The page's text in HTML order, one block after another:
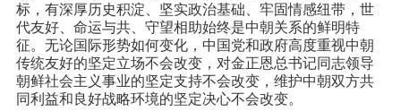
标，有深厚历史积淀、坚实政治基础、牢固情感纽带，世
代友好、命运与共、守望相助始终是中朝关系的鲜明特
征。无论国际形势如何变化，中国党和政府高度重视中朝
传统友好的坚定立场不会改变，对金正恩总书记同志领导
朝鲜社会主义事业的坚定支持不会改变，维护中朝双方共
同利益和良好战略环境的坚定决心不会改变。